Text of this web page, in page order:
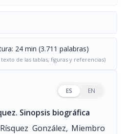
24 min (3.711 palabras)
de las tablas, figuras y referencias)
ES EN
Sinopsis biográfica
González, Miembro